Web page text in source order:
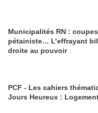
Municipalités RN :
pétainiste… L’effrayant
droite au pouvoir
PCF - Les cahiers
Jours Heureux :